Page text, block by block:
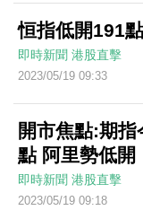
恒指低開191
即時新聞 港股直擊
2023/05/19 09:33
開市焦點:期
點 阿里勢低開
即時新聞 港股直擊
2023/05/19 09:18